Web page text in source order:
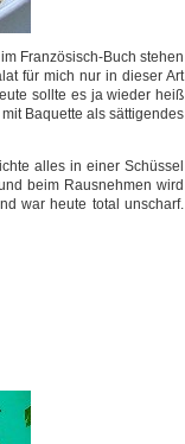
Französisch-Buch stehen
für mich nur in dieser Art
sollte es ja wieder heiß
Baquette als sättigendes
alles in einer Schüssel
beim Rausnehmen wird
war heute total unscharf.